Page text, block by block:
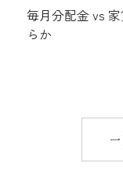
毎月分配金 vs
らか